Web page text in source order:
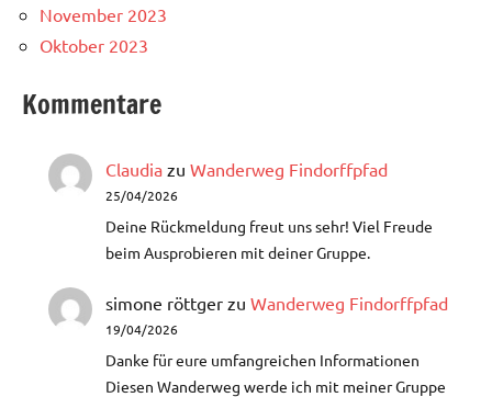
November 2023
Oktober 2023
Kommentare
Claudia zu Wanderweg Findorffpfad
25/04/2026
Deine Rückmeldung freut uns sehr! Viel Freude
beim Ausprobieren mit deiner Gruppe.
simone röttger zu Wanderweg Findorffpfad
19/04/2026
Danke für eure umfangreichen Informationen
Diesen Wanderweg werde ich mit meiner Gruppe